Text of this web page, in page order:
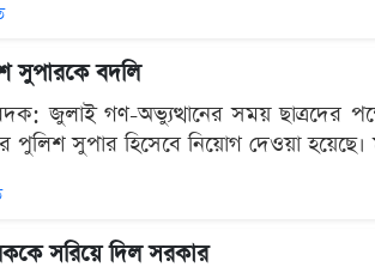
সুপারকে বদলি
জুলাই গণ-অভ্যুত্থানের সময়
পুলিশ সুপার হিসেবে নিয়োগ দেওয়া হয়েছে।
সরিয়ে দিল সরকার